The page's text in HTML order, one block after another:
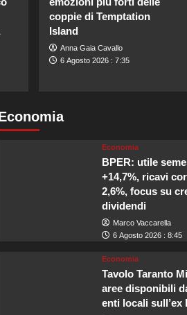
coppie di Temptation
Island
Anna Gaia Cavallo
6 Agosto 2026 : 7:35
Economia
BPER: utile
+14,7%, ricavi
2,6%, focus su
dividendi
Marco Vaccarella
6 Agosto 2026 : 8:45
Economia
Tavolo Taranto
aree disponibili
enti locali sull’ex